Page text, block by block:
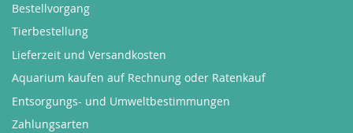
Bestellvorgang
Tierbestellung
Lieferzeit und Versandkosten
Aquarium kaufen auf Rechnung oder Ratenkauf
Entsorgungs- und Umweltbestimmungen
Zahlungsarten